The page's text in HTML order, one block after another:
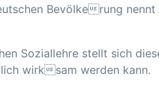
Bevölkerung
Soziallehre stellt sich
wirksam werden kann.